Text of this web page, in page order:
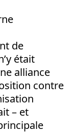
de
était
alliance
contre
– et